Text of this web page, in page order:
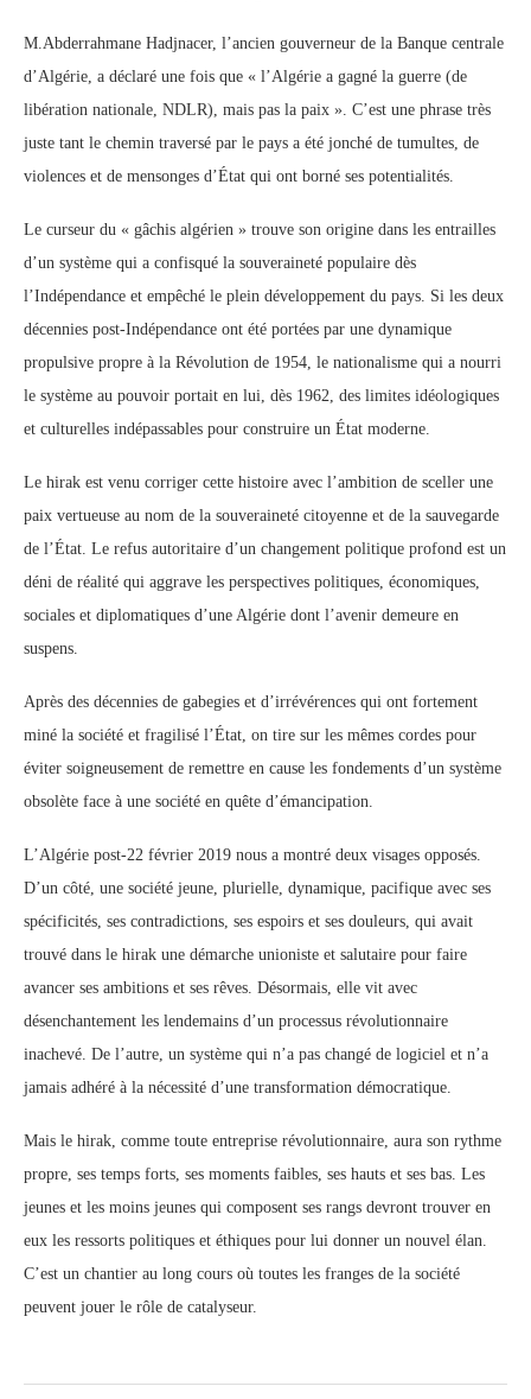
M.Abderrahmane Hadjnacer, l’ancien gouverneur de la Banque centrale
d’Algérie, a déclaré une fois que « l’Algérie a gagné la guerre (de
libération nationale, NDLR), mais pas la paix ». C’est une phrase très
juste tant le chemin traversé par le pays a été jonché de tumultes, de
violences et de mensonges d’État qui ont borné ses potentialités.
Le curseur du « gâchis algérien » trouve son origine dans les entrailles
d’un système qui a confisqué la souveraineté populaire dès
l’Indépendance et empêché le plein développement du pays. Si les deux
décennies post-Indépendance ont été portées par une dynamique
propulsive propre à la Révolution de 1954, le nationalisme qui a nourri
le système au pouvoir portait en lui, dès 1962, des limites idéologiques
et culturelles indépassables pour construire un État moderne.
Le hirak est venu corriger cette histoire avec l’ambition de sceller une
paix vertueuse au nom de la souveraineté citoyenne et de la sauvegarde
de l’État. Le refus autoritaire d’un changement politique profond est un
déni de réalité qui aggrave les perspectives politiques, économiques,
sociales et diplomatiques d’une Algérie dont l’avenir demeure en
suspens.
Après des décennies de gabegies et d’irrévérences qui ont fortement
miné la société et fragilisé l’État, on tire sur les mêmes cordes pour
éviter soigneusement de remettre en cause les fondements d’un système
obsolète face à une société en quête d’émancipation.
L’Algérie post-22 février 2019 nous a montré deux visages opposés.
D’un côté, une société jeune, plurielle, dynamique, pacifique avec ses
spécificités, ses contradictions, ses espoirs et ses douleurs, qui avait
trouvé dans le hirak une démarche unioniste et salutaire pour faire
avancer ses ambitions et ses rêves. Désormais, elle vit avec
désenchantement les lendemains d’un processus révolutionnaire
inachevé. De l’autre, un système qui n’a pas changé de logiciel et n’a
jamais adhéré à la nécessité d’une transformation démocratique.
Mais le hirak, comme toute entreprise révolutionnaire, aura son rythme
propre, ses temps forts, ses moments faibles, ses hauts et ses bas. Les
jeunes et les moins jeunes qui composent ses rangs devront trouver en
eux les ressorts politiques et éthiques pour lui donner un nouvel élan.
C’est un chantier au long cours où toutes les franges de la société
peuvent jouer le rôle de catalyseur.